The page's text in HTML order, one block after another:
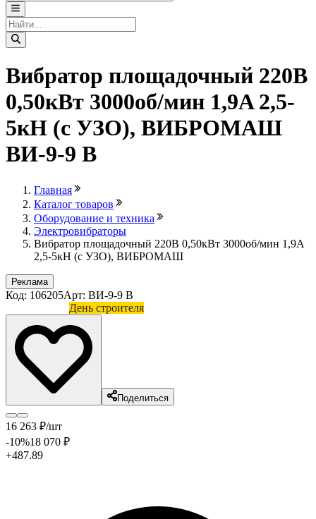
Вибратор площадочный 220В
0,50кВт 3000об/мин 1,9A 2,5-
5кН (с УЗО), ВИБРОМАШ
ВИ-9-9 В
Главная
Каталог товаров
Оборудование и техника
Электровибраторы
Вибратор площадочный 220В 0,50кВт 3000об/мин 1,9A
2,5-5кН (с УЗО), ВИБРОМАШ
Реклама
Код: 106205Арт: ВИ-9-9 В
День строителя
Поделиться
16 263 ₽/шт
-10%18 070 ₽
+487.89